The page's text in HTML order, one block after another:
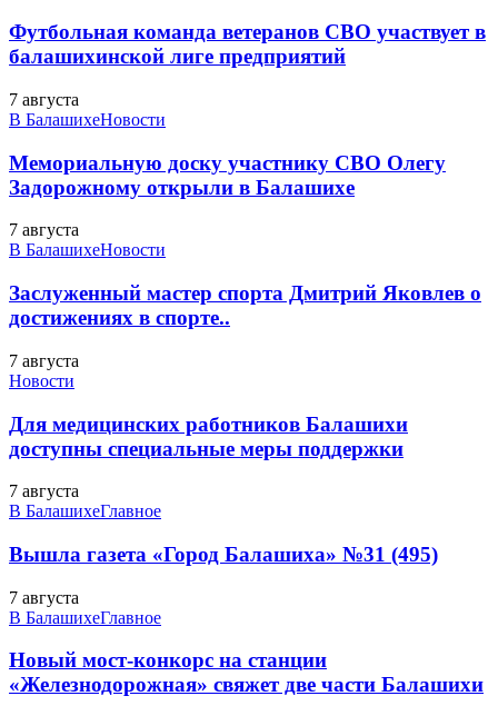
Футбольная команда ветеранов СВО участвует в
балашихинской лиге предприятий
7 августа
В БалашихеНовости
Мемориальную доску участнику СВО Олегу
Задорожному открыли в Балашихе
7 августа
В БалашихеНовости
Заслуженный мастер спорта Дмитрий Яковлев о
достижениях в спорте..
7 августа
Новости
Для медицинских работников Балашихи
доступны специальные меры поддержки
7 августа
В БалашихеГлавное
Вышла газета «Город Балашиха» №31 (495)
7 августа
В БалашихеГлавное
Новый мост-конкорс на станции
«Железнодорожная» свяжет две части Балашихи